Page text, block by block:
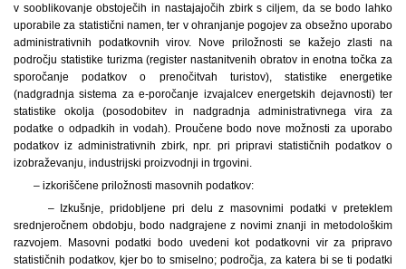
v sooblikovanje obstoječih in nastajajočih zbirk s ciljem, da se bodo lahko
uporabile za statistični namen, ter v ohranjanje pogojev za obsežno uporabo
administrativnih podatkovnih virov. Nove priložnosti se kažejo zlasti na
področju statistike turizma (register nastanitvenih obratov in enotna točka za
sporočanje podatkov o prenočitvah turistov), statistike energetike
(nadgradnja sistema za e-poročanje izvajalcev energetskih dejavnosti) ter
statistike okolja (posodobitev in nadgradnja administrativnega vira za
podatke o odpadkih in vodah). Proučene bodo nove možnosti za uporabo
podatkov iz administrativnih zbirk, npr. pri pripravi statističnih podatkov o
izobraževanju, industrijski proizvodnji in trgovini.
– izkoriščene priložnosti masovnih podatkov:
– Izkušnje, pridobljene pri delu z masovnimi podatki v preteklem
srednjeročnem obdobju, bodo nadgrajene z novimi znanji in metodološkim
razvojem. Masovni podatki bodo uvedeni kot podatkovni vir za pripravo
statističnih podatkov, kjer bo to smiselno; področja, za katera bi se ti podatki